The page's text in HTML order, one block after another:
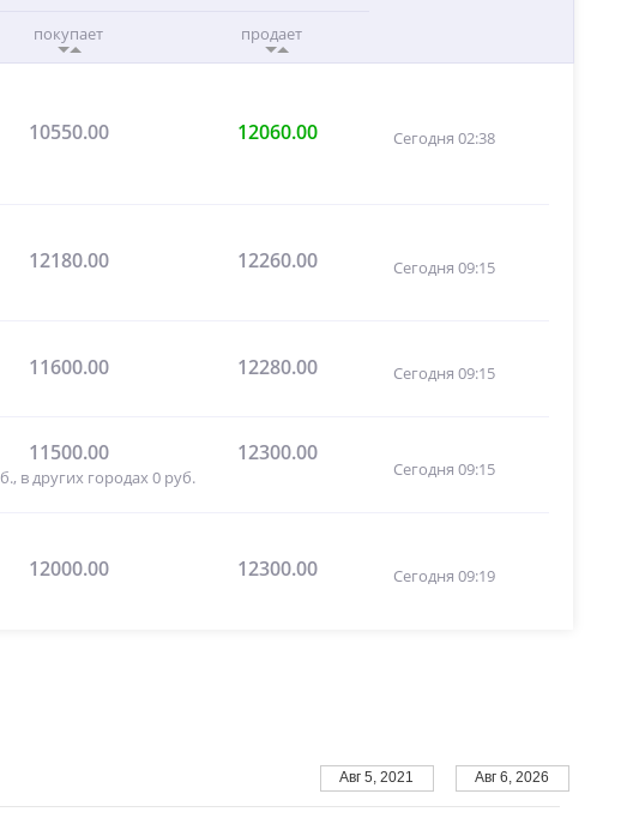
покупает продает
10550.00 12060.00 Сегодня 02:38
12180.00 12260.00 Сегодня 09:15
11600.00 12280.00 Сегодня 09:15
11500.00 12300.00
в других городах 0 руб. Сегодня 09:15
12000.00 12300.00 Сегодня 09:19
Авг 5, 2021 Авг 6, 2026